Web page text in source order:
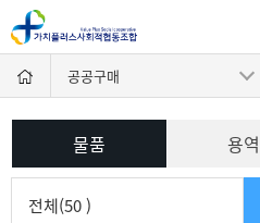
공공구매
용역
물품
전체(50 )